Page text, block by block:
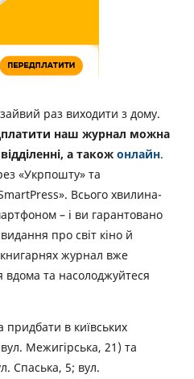
раз виходити з дому.
наш журнал можна
а також онлайн.
«Укрпошту» та
Всього хвилина-
– і ви гарантовано
про світ кіно й
журнал вже
та насолоджуйтеся
в київських
Межигірська, 21) та
Спаська, 5; вул.